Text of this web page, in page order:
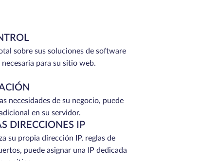
sobre sus soluciones de software
para su sitio web.
necesidades de su negocio, puede
en su servidor.
DIRECCIONES IP
su propia dirección IP, reglas de
puede asignar una IP dedicada